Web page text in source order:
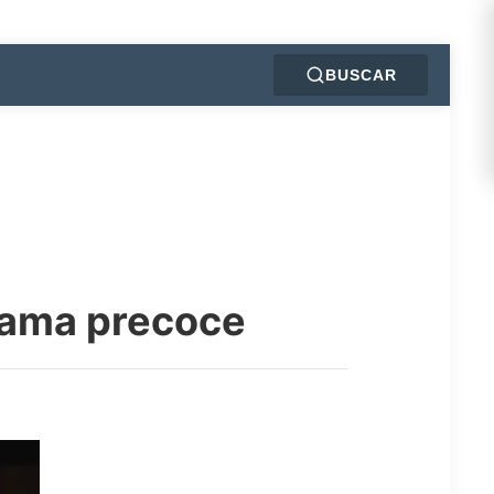
BUSCAR
precoce